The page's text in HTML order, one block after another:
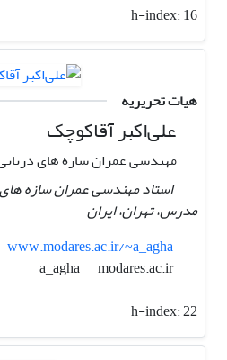
h-index:16
هیات تحریریه
علی‌اکبر آقاکوچک
مهندسی عمران سازه های
استاد مهندسی عمران سازه
مدرس، تهران، ایران
www.modares.ac.ir/~a_agha
a_agha
modares.ac.ir
h-index:22